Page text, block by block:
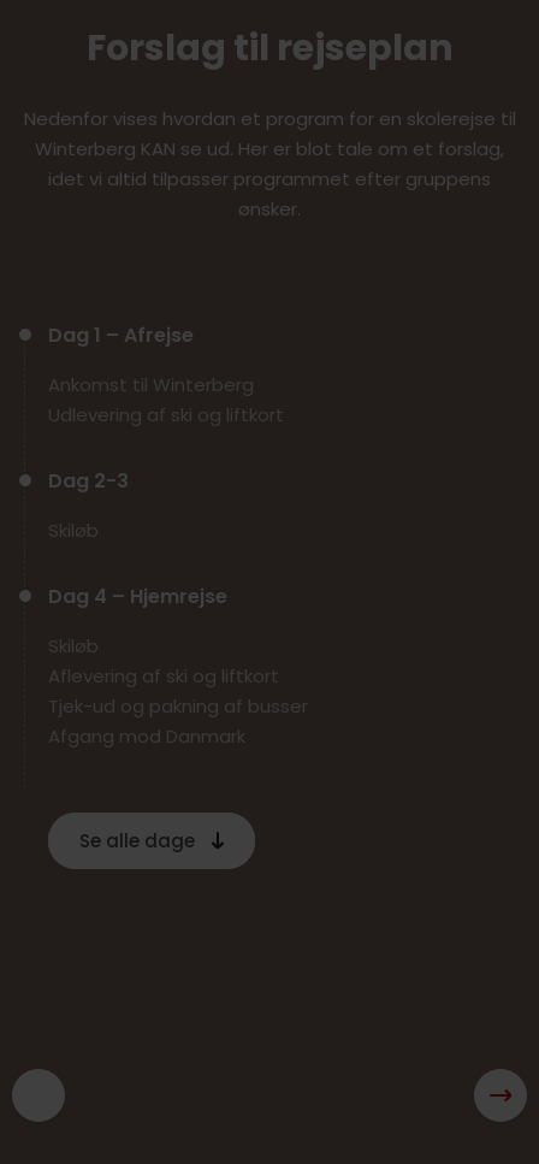
Forslag til rejseplan
Nedenfor vises hvordan et program for en skolerejse til
Winterberg KAN se ud. Her er blot tale om et forslag,
idet vi altid tilpasser programmet efter gruppens
ønsker.
Dag 1 – Afrejse
Ankomst til Winterberg
Udlevering af ski og liftkort
Dag 2-3
Skiløb
Dag 4 – Hjemrejse
Skiløb
Aflevering af ski og liftkort
Tjek-ud og pakning af busser
Afgang mod Danmark
Se alle dage